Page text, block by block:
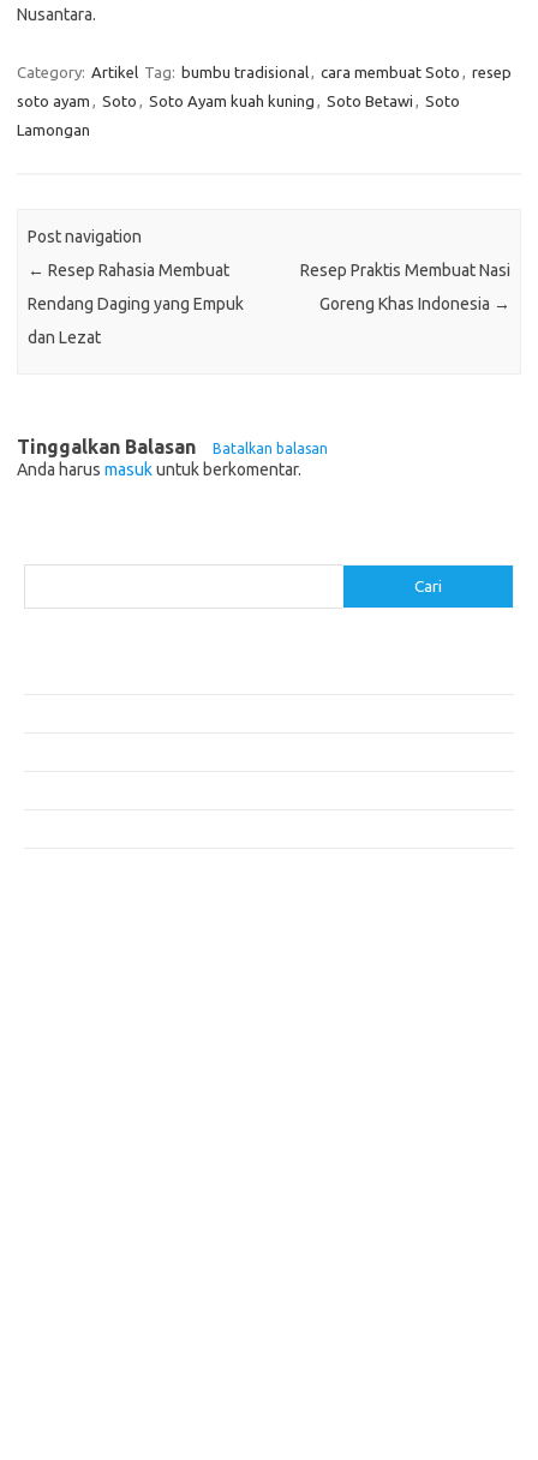
Nusantara.
Category: Artikel Tag: bumbu tradisional, cara membuat Soto , resep
soto ayam , Soto , Soto Ayam kuah kuning , Soto Betawi , Soto
Lamongan
Post navigation
← Resep Rahasia Membuat
Rendang Daging yang Empuk
dan Lezat
Resep Praktis Membuat Nasi
Goreng Khas Indonesia →
Tinggalkan Balasan Batalkan balasan
Anda harus masukuntuk berkomentar.
Cari